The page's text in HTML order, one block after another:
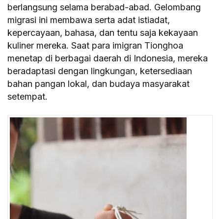
berlangsung selama berabad-abad. Gelombang
migrasi ini membawa serta adat istiadat,
kepercayaan, bahasa, dan tentu saja kekayaan
kuliner mereka. Saat para imigran Tionghoa
menetap di berbagai daerah di Indonesia, mereka
beradaptasi dengan lingkungan, ketersediaan
bahan pangan lokal, dan budaya masyarakat
setempat.